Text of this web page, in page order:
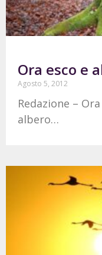
Ora esco e
Agosto 5, 2012
Redazione –
albero…